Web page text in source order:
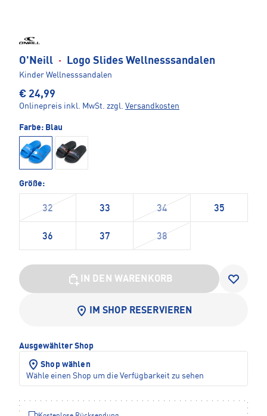
O'Neill · Logo Slides Wellnesssandalen
Kinder Wellnesssandalen
€ 24,99
Onlinepreis inkl. MwSt. zzgl. Versandkosten
Farbe: Blau
Größe:
32 33 34 35
36 37 38
IN DEN WARENKORB
IM SHOP RESERVIEREN
Ausgewählter Shop
Shop wählen
Wähle einen Shop um die Verfügbarkeit zu sehen